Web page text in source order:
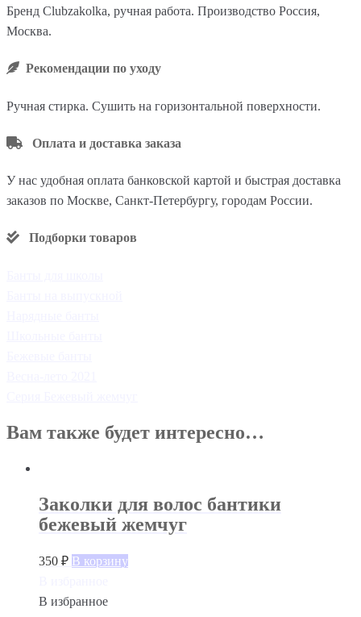
Бренд Clubzakolka, ручная работа. Производство Россия,
Москва.
Рекомендации по уходу
Ручная стирка. Сушить на горизонтальной поверхности.
Оплата и доставка заказа
У нас удобная оплата банковской картой и быстрая доставка
заказов по Москве, Санкт-Петербургу, городам России.
Подборки товаров
Вам также будет интересно…
Заколки для волос бантики
бежевый жемчуг
350 ₽ В корзину
В избранное